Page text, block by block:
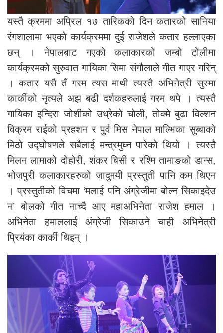
यस्तै क्रममा अप्रिल १७ तारिकको दिन कतारको सानिया
रंगशालामा भएको कार्यक्रममा दुई राजेशले कतार हल्लाएका
छन् । नेपालबाट गएको कलाकारको जम्बो टोलीमा
कार्यक्रमको सुरुवात गायिका सिमा संगौलाले गीत गाएर गरिन्
। कतार यसै तँ गरम त्यस माथी त्यस्तै अभिनेत्री सुस्मा
कार्कीको नृत्यले अझ बढी दर्शकहरुलाई गरम थपे । त्यस्तै
गायिका इन्दिरा जोशीको उध्रेको चोली, तोक्मे बुढा विल्शन
विक्रम राईको प्रहशन र पुर्व मिस नेपाल माल्भिका सुब्बाको
मिठो उद्घोषणले सबैलाई मन्त्रमुघ्न पारेको थियो । त्यस्तै
मिलन लामाको दोहोरी, शंकर बिसी र रश्मि तामाङको डान्स,
भोजपुरी कलाकारहरुको जादुमयी प्रस्तुती पानि कम थिएन
। प्रस्तुतीको विचमा ‘मलाई पनि अंग्रेजीमा बोल्न सिकाइदेउ
न’ बोलको गीत नाच्दै आए महाअभिनेता राजेश हमाल ।
अभिनेता हमाललाई अंग्रेजी सिकाउने चाही अभिनेत्री
प्रियंका कार्की थिइन् ।